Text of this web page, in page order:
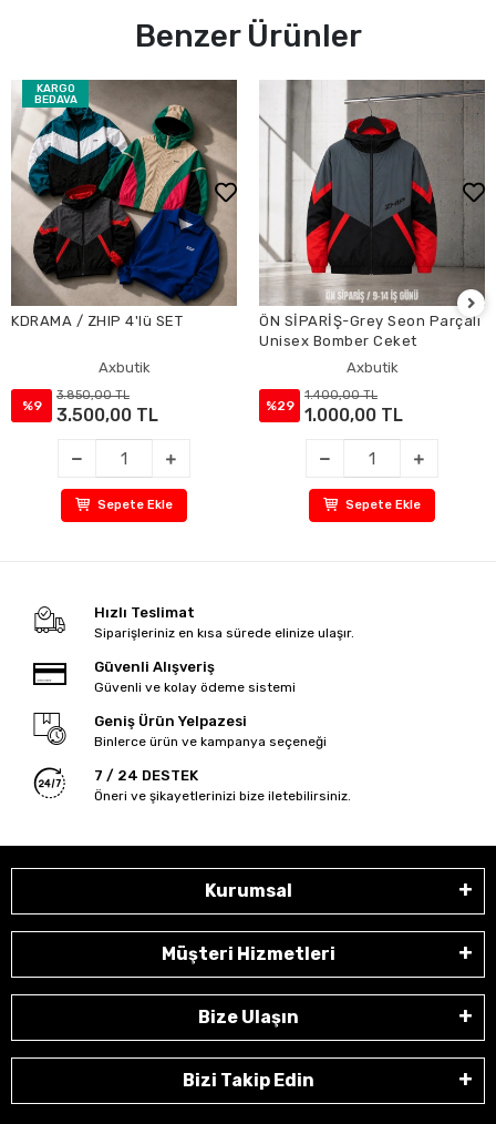
Benzer Ürünler
KARGO
BEDAVA
KDRAMA / ZHIP 4'lü SET
Axbutik
%9
3.850,00 TL
3.500,00 TL
Sepete Ekle
ÖN SİPARİŞ-Grey Seon Parçalı
Unisex Bomber Ceket
Axbutik
%29
1.400,00 TL
1.000,00 TL
Sepete Ekle
Hızlı Teslimat
Siparişleriniz en kısa sürede elinize ulaşır.
Güvenli Alışveriş
Güvenli ve kolay ödeme sistemi
Geniş Ürün Yelpazesi
Binlerce ürün ve kampanya seçeneği
7 / 24 DESTEK
Öneri ve şikayetlerinizi bize iletebilirsiniz.
Kurumsal
Müşteri Hizmetleri
Bize Ulaşın
Bizi Takip Edin